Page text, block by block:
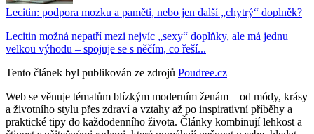
Lecitin: podpora mozku a paměti, nebo jen další „chytrý“ doplněk?
Lecitin možná nepatří mezi nejvíc „sexy“ doplňky, ale má jednu
velkou výhodu – spojuje se s něčím, co řeší...
Tento článek byl publikován ze zdrojů Poudree.cz
Web se věnuje tématům blízkým moderním ženám – od módy, krásy
a životního stylu přes zdraví a vztahy až po inspirativní příběhy a
praktické tipy do každodenního života. Články kombinují lehkost a